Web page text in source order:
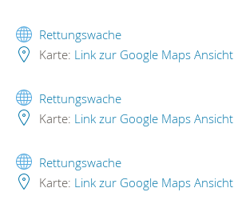
Rettungswache
Karte: Link zur Google Maps Ansicht
Rettungswache
Karte: Link zur Google Maps Ansicht
Rettungswache
Karte: Link zur Google Maps Ansicht